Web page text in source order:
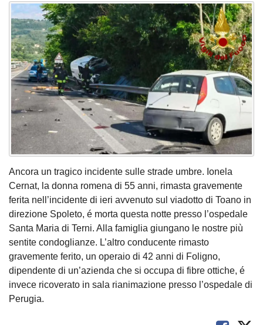
Ancora un tragico incidente sulle strade umbre. Ionela
Cernat, la donna romena di 55 anni, rimasta gravemente
ferita nell’incidente di ieri avvenuto sul viadotto di Toano in
direzione Spoleto, é morta questa notte presso l’ospedale
Santa Maria di Terni. Alla famiglia giungano le nostre più
sentite condoglianze. L’altro conducente rimasto
gravemente ferito, un operaio di 42 anni di Foligno,
dipendente di un’azienda che si occupa di fibre ottiche, é
invece ricoverato in sala rianimazione presso l’ospedale di
Perugia.